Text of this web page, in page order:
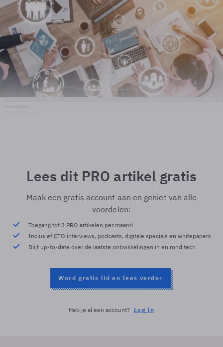
Lees dit PRO artikel gratis
Maak een gratis account aan en geniet van alle
voordelen:
Toegang tot 3 PRO artikelen per maand
Inclusief CTO interviews, podcasts, digitale specials en whitepapers
Blijf up-to-date over de laatste ontwikkelingen in en rond tech
Word gratis lid en lees verder
Heb je al een account? Log in